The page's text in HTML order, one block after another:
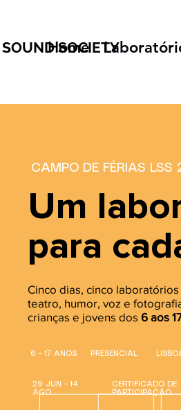
SOCIETY
Home
CAMPO DE FÉRIAS LSS
Um
para
Cinco dias, cinco
teatro, humor, voz e
crianças e jovens dos 6 aos
6 - 17 ANOS PRESENCIAL
29 JUN - 14
AGO
CERTIFICADO DE
PARTICIPAÇÃO